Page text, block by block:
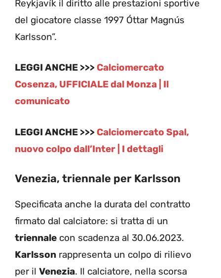
Reykjavík il diritto alle prestazioni sportive
del giocatore classe 1997 Óttar Magnús
Karlsson”.
LEGGI ANCHE >>> Calciomercato
Cosenza, UFFICIALE dal Monza | Il
comunicato
LEGGI ANCHE >>> Calciomercato Spal,
nuovo colpo dall’Inter | I dettagli
Venezia, triennale per Karlsson
Specificata anche la durata del contratto
firmato dal calciatore: si tratta di un
triennale con scadenza al 30.06.2023.
Karlsson rappresenta un colpo di rilievo
per il Venezia. Il calciatore, nella scorsa